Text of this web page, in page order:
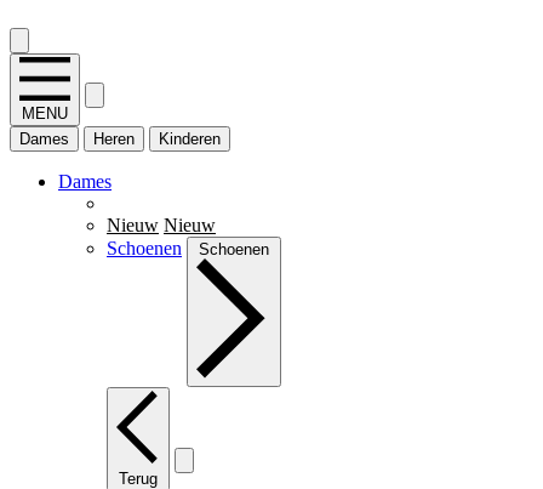
MENU
Dames
Heren Kinderen
Dames
Nieuw Nieuw
Schoenen
Schoenen
Terug